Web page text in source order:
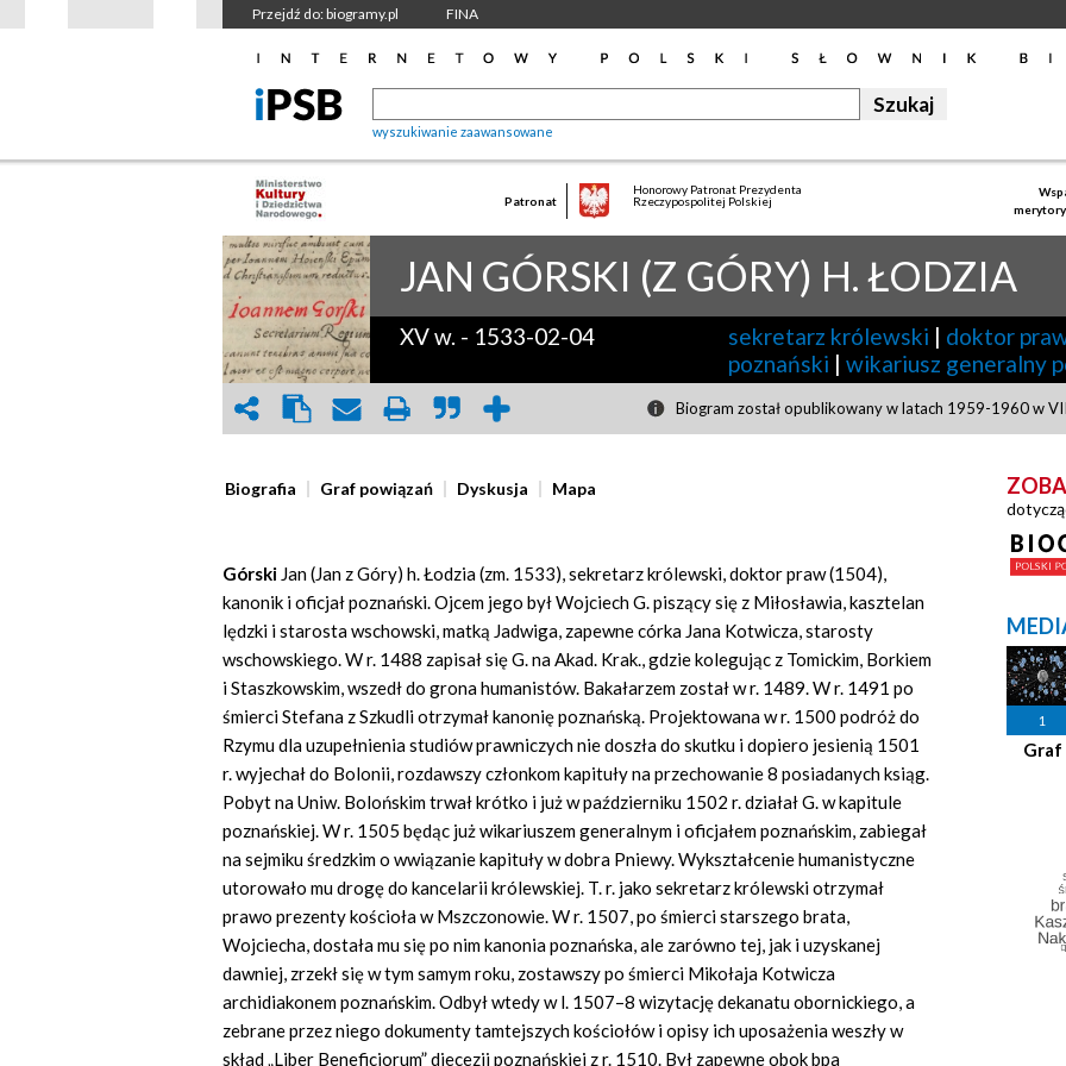
Przejdź do: biogramy.pl FINA
wyszukiwanie zaawansowane
Patronat
Honorowy Patronat Prezydenta
Rzeczypospolitej Polskiej
JAN GÓRSKI (Z GÓRY) H. ŁODZIA
XV w. - 1533-02-04 sekretarz królewski | doktor
poznański | wikariusz generalny
Biogram został opublikowany w latach 1959-1960 w
Biografia Graf powiązań Dyskusja Mapa
Górski Jan (Jan z Góry) h. Łodzia (zm. 1533), sekretarz królewski, doktor praw (1504),
kanonik i oficjał poznański. Ojcem jego był Wojciech G. piszący się z Miłosławia, kasztelan
lędzki i starosta wschowski, matką Jadwiga, zapewne córka Jana Kotwicza, starosty
wschowskiego. W r. 1488 zapisał się G. na Akad. Krak., gdzie kolegując z Tomickim, Borkiem
i Staszkowskim, wszedł do grona humanistów. Bakałarzem został w r. 1489. W r. 1491 po
śmierci Stefana z Szkudli otrzymał kanonię poznańską. Projektowana w r. 1500 podróż do
Rzymu dla uzupełnienia studiów prawniczych nie doszła do skutku i dopiero jesienią 1501
r. wyjechał do Bolonii, rozdawszy członkom kapituły na przechowanie 8 posiadanych ksiąg.
Pobyt na Uniw. Bolońskim trwał krótko i już w październiku 1502 r. działał G. w kapitule
poznańskiej. W r. 1505 będąc już wikariuszem generalnym i oficjałem poznańskim, zabiegał
na sejmiku średzkim o wwiązanie kapituły w dobra Pniewy. Wykształcenie humanistyczne
utorowało mu drogę do kancelarii królewskiej. T. r. jako sekretarz królewski otrzymał
prawo prezenty kościoła w Mszczonowie. W r. 1507, po śmierci starszego brata,
Wojciecha, dostała mu się po nim kanonia poznańska, ale zarówno tej, jak i uzyskanej
dawniej, zrzekł się w tym samym roku, zostawszy po śmierci Mikołaja Kotwicza
archidiakonem poznańskim. Odbył wtedy w l. 1507–8 wizytację dekanatu obornickiego, a
zebrane przez niego dokumenty tamtejszych kościołów i opisy ich uposażenia weszły w
skład „Liber Beneficiorum” diecezji poznańskiej z r. 1510. Był zapewne obok bpa
1
Graf